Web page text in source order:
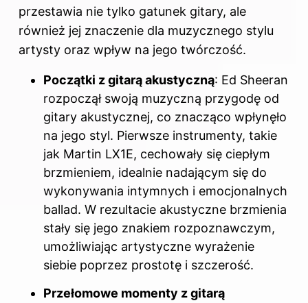
przestawia nie tylko gatunek gitary, ale
również jej znaczenie dla muzycznego stylu
artysty oraz wpływ na jego twórczość.
Początki z gitarą akustyczną: Ed Sheeran
rozpoczął swoją muzyczną przygodę od
gitary akustycznej, co znacząco wpłynęło
na jego styl. Pierwsze instrumenty, takie
jak Martin LX1E, cechowały się ciepłym
brzmieniem, idealnie nadającym się do
wykonywania intymnych i emocjonalnych
ballad. W rezultacie akustyczne brzmienia
stały się jego znakiem rozpoznawczym,
umożliwiając artystyczne wyrażenie
siebie poprzez prostotę i szczerość.
Przełomowe momenty z gitarą